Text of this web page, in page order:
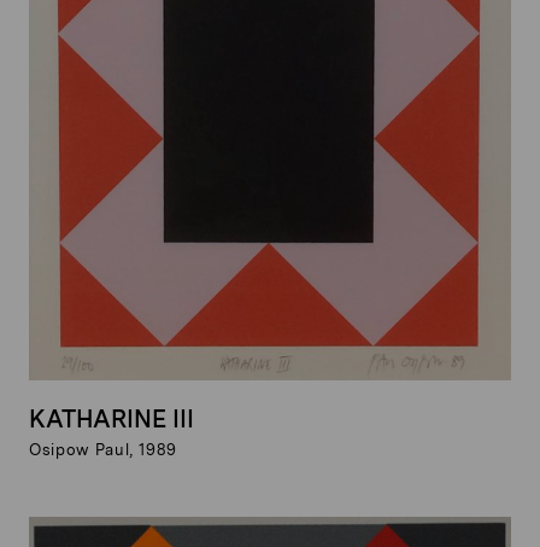
KATHARINE III
Osipow Paul, 1989